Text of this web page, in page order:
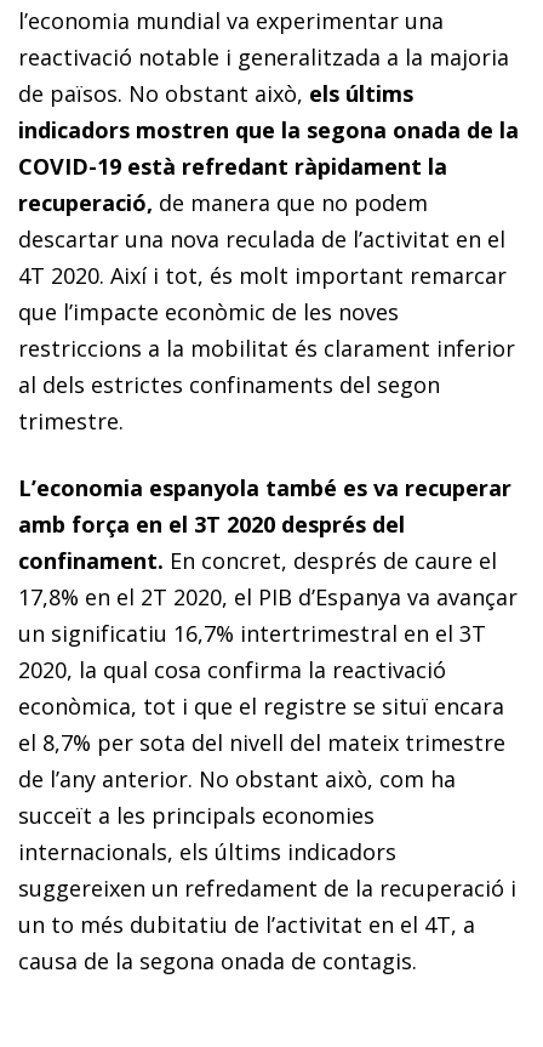
l’economia mundial va experimentar una
reactivació notable i generalitzada a la majoria
de països. No obstant això, els últims
indicadors mostren que la segona onada de la
COVID-19 està refredant ràpidament la
recuperació, de manera que no podem
descartar una nova reculada de l’activitat en el
4T 2020. Així i tot, és molt important remarcar
que l’impacte econòmic de les noves
restriccions a la mobilitat és clarament inferior
al dels estrictes confinaments del segon
trimestre.
L’economia espanyola també es va recuperar
amb força en el 3T 2020 després del
confinament. En concret, després de caure el
17,8% en el 2T 2020, el PIB d’Espanya va avançar
un significatiu 16,7% intertrimestral en el 3T
2020, la qual cosa confirma la reactivació
econòmica, tot i que el registre se situï encara
el 8,7% per sota del nivell del mateix trimestre
de l’any anterior. No obstant això, com ha
succeït a les principals economies
internacionals, els últims indicadors
suggereixen un refredament de la recuperació i
un to més dubitatiu de l’activitat en el 4T, a
causa de la segona onada de contagis.